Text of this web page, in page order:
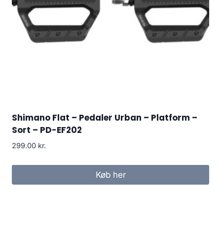
Shimano Flat – Pedaler Urban – Platform –
Sort – PD-EF202
299.00 kr.
Køb her